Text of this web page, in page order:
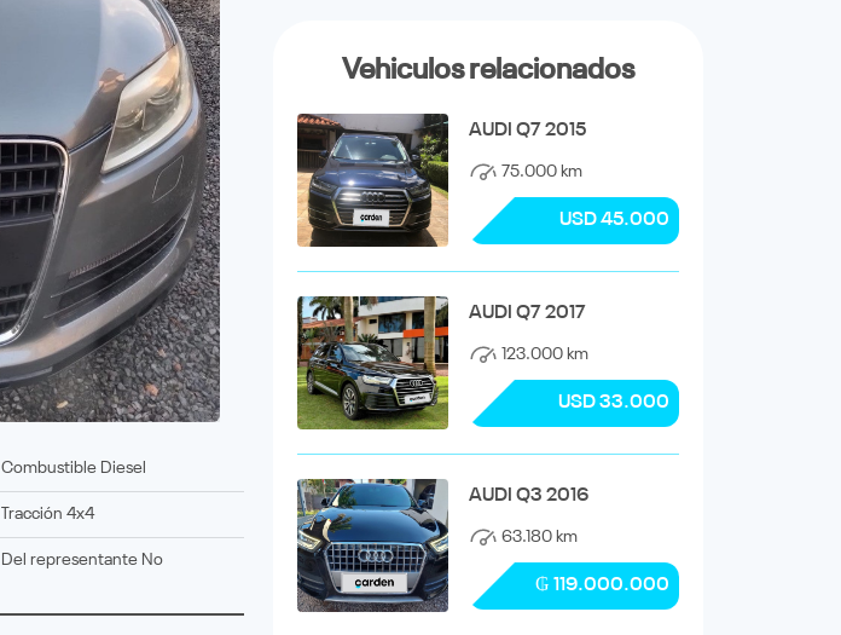
Combustible Diesel
Tracción 4x4
Del representante No
Vehiculos relacionados
AUDI Q7 2015
75.000 km
USD 45.000
AUDI Q7 2017
123.000 km
USD 33.000
AUDI Q3 2016
63.180 km
₲ 119.000.000